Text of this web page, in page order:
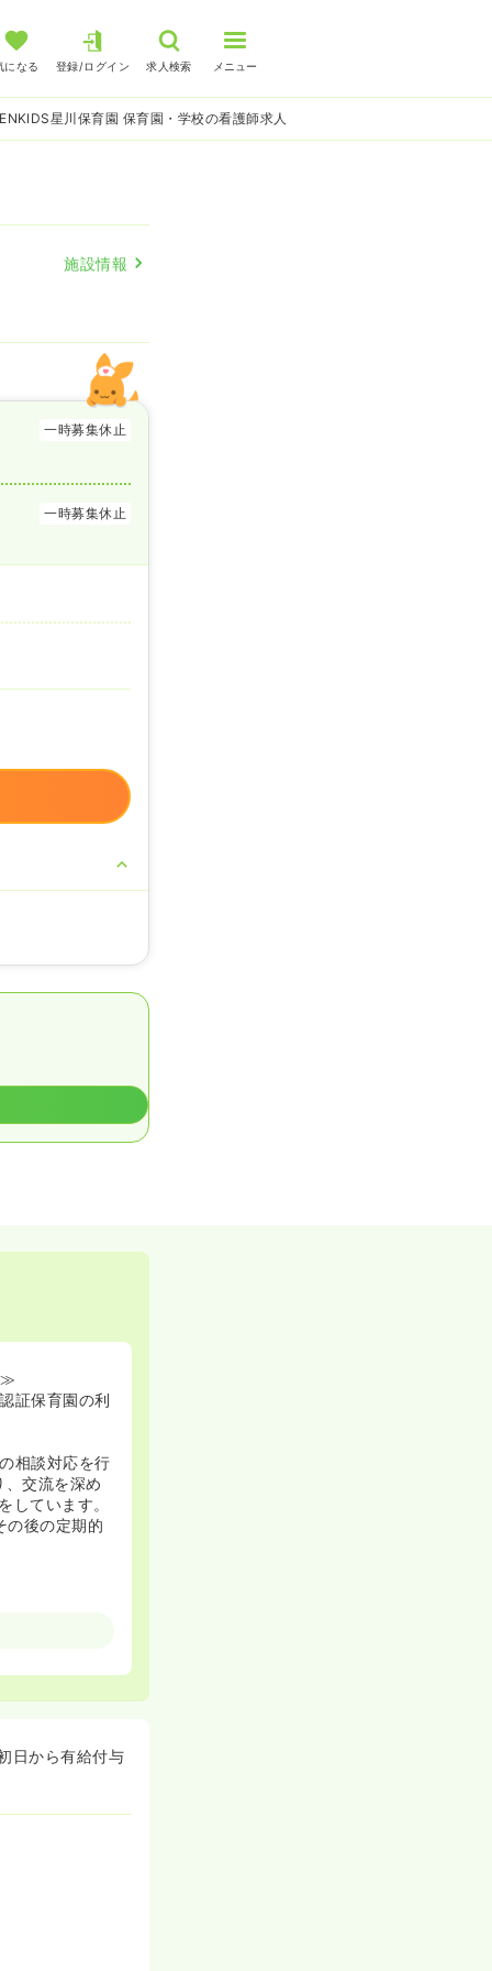
になる 登録/ログイン 求人検索 メニュー
星川保育園 保育園・学校の看護師求人
施設情報
一時募集休止
一時募集休止
≫
証保育園の利
相談対応を行
、交流を深め
しています。
の後の定期的
でお休みが取
。人生におけ
日から有給付与